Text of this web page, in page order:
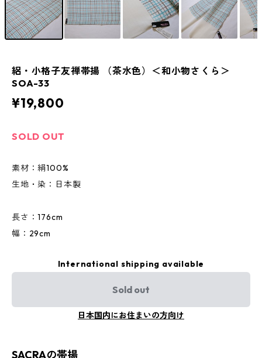
絽・小格子友禅帯揚 （茶水色）＜和小物さくら＞
SOA-33
¥19,800
SOLD OUT
素材：絹100%
生地・染：日本製
長さ：176cm
幅：29cm
International shipping available
Sold out
日本国内にお住まいの方向け
SACRAの帯揚